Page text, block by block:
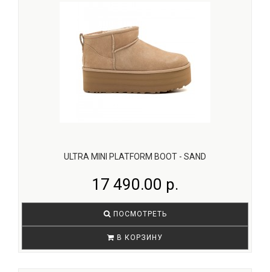
ULTRA MINI PLATFORM BOOT - SAND
17 490.00 р.
ПОСМОТРЕТЬ
В КОРЗИНУ